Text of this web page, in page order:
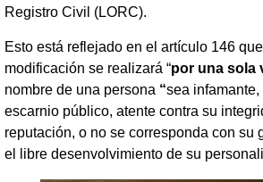
Registro Civil (LORC).
Esto está reflejado en el artículo 146
modificación se realizará “por una sola
nombre de una persona “sea infamante,
escarnio público, atente contra su
reputación, o no se corresponda con su
el libre desenvolvimiento de su